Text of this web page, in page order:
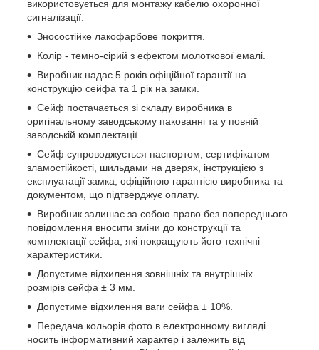
використовується для монтажу кабелю охоронної
сигналізації.
Зносостійке лакофарбове покриття.
Колір - темно-сірий з ефектом молоткової емалі.
Виробник надає 5 років офіційної гарантії на
конструкцію сейфа та 1 рік на замки.
Сейф постачається зі складу виробника в
оригінальному заводському пакованні та у повній
заводській комплектації.
Сейф супроводжується паспортом, сертифікатом
зламостійкості, шильдами на дверях, інструкцією з
експлуатації замка, офіційною гарантією виробника та
документом, що підтверджує оплату.
Виробник залишає за собою право без попереднього
повідомлення вносити зміни до конструкції та
комплектації сейфа, які покращують його технічні
характеристики.
Допустиме відхилення зовнішніх та внутрішніх
розмірів сейфа ± 3 мм.
Допустиме відхилення ваги сейфа ± 10%.
Передача кольорів фото в електронному вигляді
носить інформативний характер і залежить від